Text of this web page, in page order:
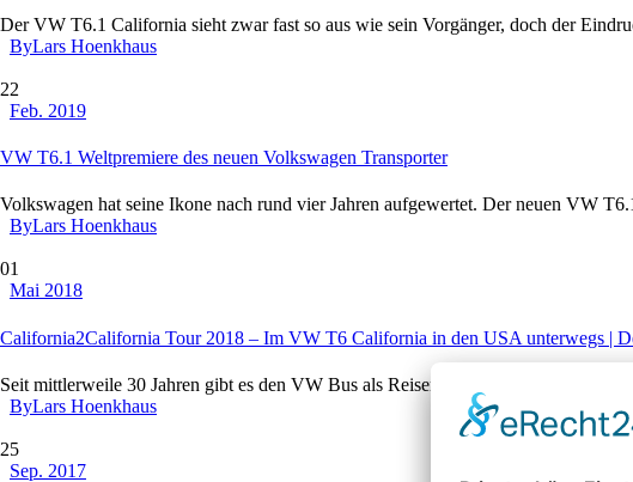
Der VW T6.1 California sieht zwar fast so aus wie sein Vorgänger, doch der
ByLars Hoenkhaus
22
Feb. 2019
VW T6.1 Weltpremiere des neuen Volkswagen Transporter
Volkswagen hat seine Ikone nach rund vier Jahren aufgewertet. Der neuen VW
ByLars Hoenkhaus
01
Mai 2018
California2California Tour 2018 – Im VW T6 California in den USA unterwegs |
Seit mittlerweile 30 Jahren gibt es den VW Bus als Reisemobil aus dem Hause
ByLars Hoenkhaus
25
Sep. 2017